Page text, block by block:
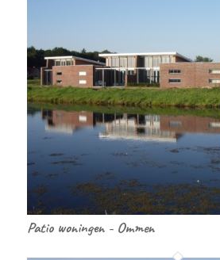
Patio woningen - Ommen